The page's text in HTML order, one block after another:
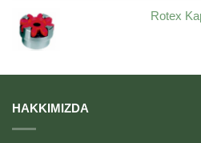
Rotex
HAKKIMIZDA